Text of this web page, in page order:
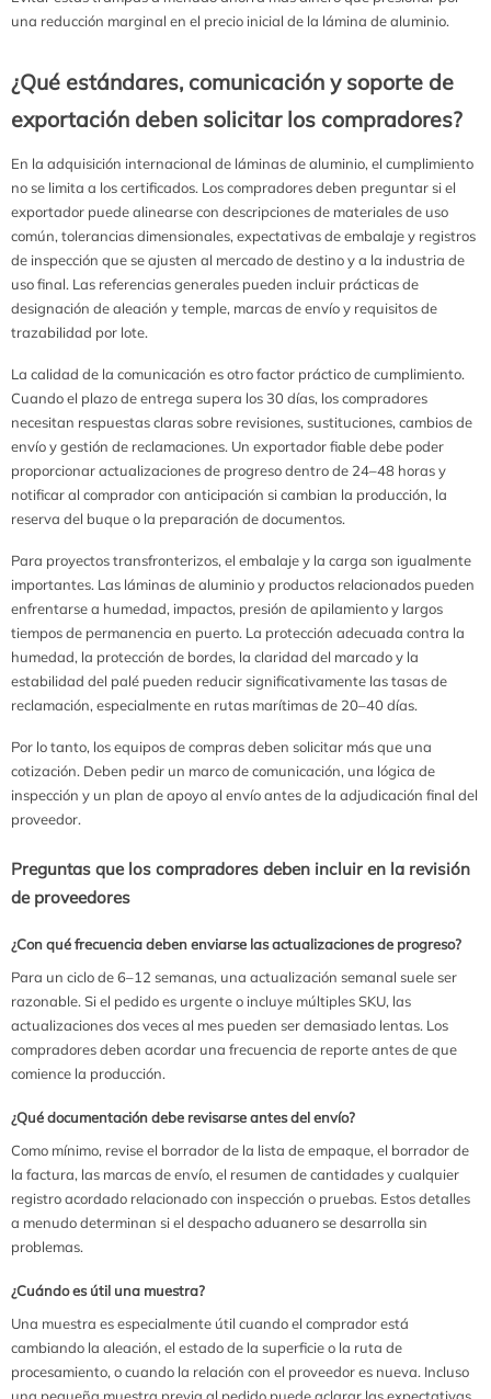
una reducción marginal en el precio inicial de la lámina de aluminio.
¿Qué estándares, comunicación y soporte de
exportación deben solicitar los compradores?
En la adquisición internacional de láminas de aluminio, el cumplimiento
no se limita a los certificados. Los compradores deben preguntar si el
exportador puede alinearse con descripciones de materiales de uso
común, tolerancias dimensionales, expectativas de embalaje y registros
de inspección que se ajusten al mercado de destino y a la industria de
uso final. Las referencias generales pueden incluir prácticas de
designación de aleación y temple, marcas de envío y requisitos de
trazabilidad por lote.
La calidad de la comunicación es otro factor práctico de cumplimiento.
Cuando el plazo de entrega supera los 30 días, los compradores
necesitan respuestas claras sobre revisiones, sustituciones, cambios de
envío y gestión de reclamaciones. Un exportador fiable debe poder
proporcionar actualizaciones de progreso dentro de 24–48 horas y
notificar al comprador con anticipación si cambian la producción, la
reserva del buque o la preparación de documentos.
Para proyectos transfronterizos, el embalaje y la carga son igualmente
importantes. Las láminas de aluminio y productos relacionados pueden
enfrentarse a humedad, impactos, presión de apilamiento y largos
tiempos de permanencia en puerto. La protección adecuada contra la
humedad, la protección de bordes, la claridad del marcado y la
estabilidad del palé pueden reducir significativamente las tasas de
reclamación, especialmente en rutas marítimas de 20–40 días.
Por lo tanto, los equipos de compras deben solicitar más que una
cotización. Deben pedir un marco de comunicación, una lógica de
inspección y un plan de apoyo al envío antes de la adjudicación final del
proveedor.
Preguntas que los compradores deben incluir en la revisión
de proveedores
¿Con qué frecuencia deben enviarse las actualizaciones de progreso?
Para un ciclo de 6–12 semanas, una actualización semanal suele ser
razonable. Si el pedido es urgente o incluye múltiples SKU, las
actualizaciones dos veces al mes pueden ser demasiado lentas. Los
compradores deben acordar una frecuencia de reporte antes de que
comience la producción.
¿Qué documentación debe revisarse antes del envío?
Como mínimo, revise el borrador de la lista de empaque, el borrador de
la factura, las marcas de envío, el resumen de cantidades y cualquier
registro acordado relacionado con inspección o pruebas. Estos detalles
a menudo determinan si el despacho aduanero se desarrolla sin
problemas.
¿Cuándo es útil una muestra?
Una muestra es especialmente útil cuando el comprador está
cambiando la aleación, el estado de la superficie o la ruta de
procesamiento, o cuando la relación con el proveedor es nueva. Incluso
una pequeña muestra previa al pedido puede aclarar las expectativas